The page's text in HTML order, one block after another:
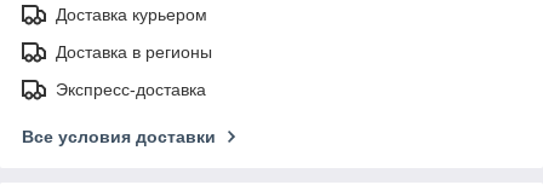
Доставка курьером
Доставка в регионы
Экспресс-доставка
Все условия доставки